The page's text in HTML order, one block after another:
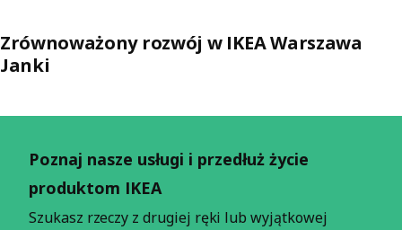
Zrównoważony rozwój w IKEA Warszawa
Janki
Poznaj nasze usługi i przedłuż życie
produktom IKEA
Szukasz rzeczy z drugiej ręki lub wyjątkowej